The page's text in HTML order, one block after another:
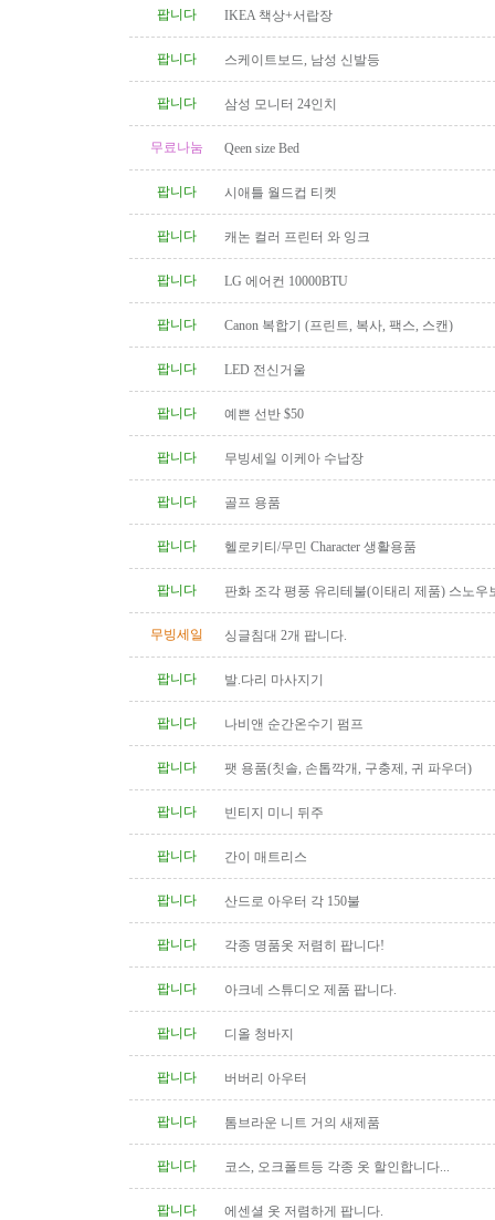
팝니다 IKEA 책상+서랍장
팝니다 스케이트보드, 남성 신발등
팝니다 삼성 모니터 24인치
무료나눔 Qeen size Bed
팝니다 시애틀 월드컵 티켓
팝니다 캐논 컬러 프린터 와 잉크
팝니다 LG 에어컨 10000BTU
팝니다 Canon 복합기 (프린트, 복사, 팩스, 스캔)
팝니다 LED 전신거울
팝니다 예쁜 선반 $50
팝니다 무빙세일 이케아 수납장
팝니다 골프 용품
팝니다 헬로키티/무민 Character 생활용품
팝니다
판화 조각 평풍 유리테불(이태리 제품) 스노우
무빙세일
싱글침대 2개 팝니다.
팝니다 발.다리 마사지기
팝니다 나비앤 순간온수기 펌프
팝니다 팻 용품(칫솔, 손톱깍개, 구충제, 귀 파우더)
팝니다 빈티지 미니 뒤주
팝니다 간이 매트리스
팝니다 산드로 아우터 각 150불
팝니다 각종 명품옷 저렴히 팝니다!
팝니다 아크네 스튜디오 제품 팝니다.
팝니다 디올 청바지
팝니다 버버리 아우터
팝니다 톰브라운 니트 거의 새제품
팝니다 코스, 오크폴트등 각종 옷 할인합니다...
팝니다 에센셜 옷 저렴하게 팝니다.